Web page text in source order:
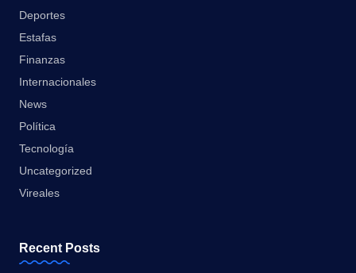
Deportes
Estafas
Finanzas
Internacionales
News
Política
Tecnología
Uncategorized
Vireales
Recent Posts